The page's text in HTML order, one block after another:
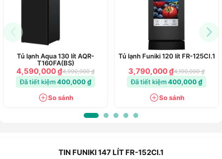
Tủ lạnh Aqua 130 lít AQR-
T160FA(BS)
4,590,000 ₫4,990,000 ₫
Đã tiết kiệm400,000 ₫
So sánh
Tủ lạnh Funiki 120 lít FR-125CI.1
3,790,000 ₫4,190,000 ₫
Đã tiết kiệm400,000 ₫
So sánh
TIN FUNIKI 147 LÍT FR-152CI.1